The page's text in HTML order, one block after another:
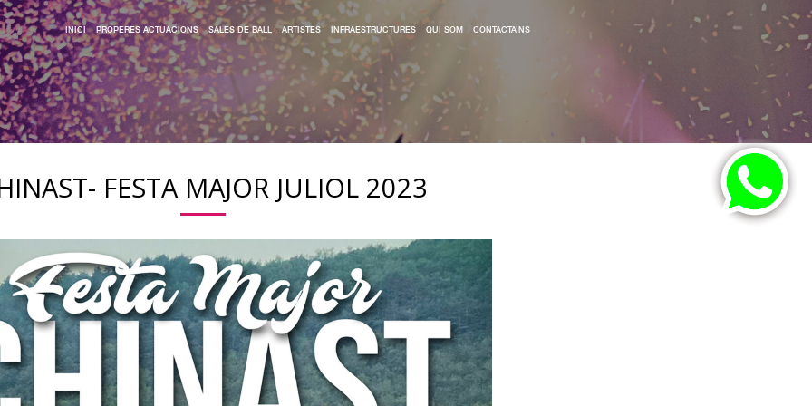
INICI PROPERES ACTUACIONS SALES DE BALL ARTISTES INFRAESTRUCTURES QUI SOM CONTACTA’NS
FESTA MAJOR JULIOL 2023